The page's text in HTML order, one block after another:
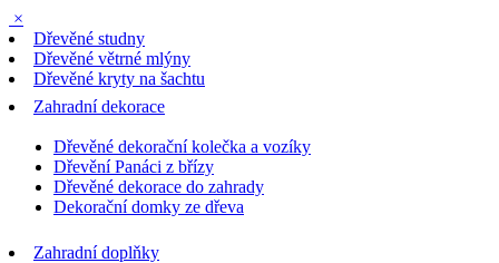
×
Dřevěné studny
Dřevěné větrné mlýny
Dřevěné kryty na šachtu
Zahradní dekorace
Dřevěné dekorační kolečka a vozíky
Dřevění Panáci z břízy
Dřevěné dekorace do zahrady
Dekorační domky ze dřeva
Zahradní doplňky